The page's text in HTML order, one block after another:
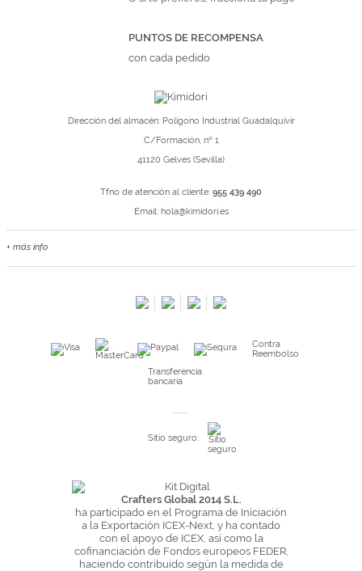
PUNTOS DE RECOMPENSA
con cada pedido
Dirección del almacén: Polígono Industrial Guadalquivir
C/Formación, nº 1
41120 Gelves (Sevilla)
Tfno de atención al cliente: 955 439 490
Email: hola@kimidori.es
+ más info
Kimidori PRINT, nuestro servicio de impresión de fotos
Pago seguro y financiación
Condiciones generales de Compra
Política de Privacidad
Contra
Reembolso
Transferencia
bancaria
Sitio seguro:
Crafters Global 2014 S.L.
ha participado en el Programa de Iniciación
a la Exportación ICEX-Next, y ha contado
con el apoyo de ICEX, así como la
cofinanciación de Fondos europeos FEDER,
haciendo contribuido según la medida de